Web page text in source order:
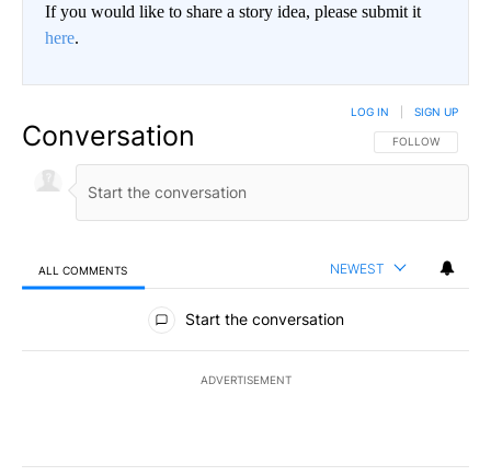
If you would like to share a story idea, please submit it
here.
Conversation FOLLOW THIS
FOLLOW
LOG IN SIGN UP
ALL COMMENTS NEWEST
All Comments
Start the conversation
ADVERTISEMENT